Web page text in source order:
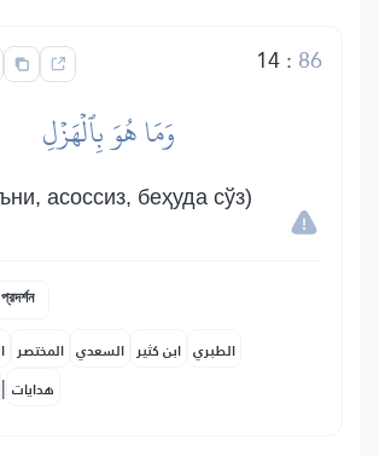
14: 86
وَمَا هُوَ بِٱلۡهَزۡلِ
асоссиз, беҳуда сўз)
المختصر السعدي ابن كثير الطبري
| هدايات